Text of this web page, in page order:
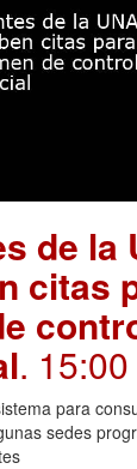
de la
citas
. 15:00
para
sedes